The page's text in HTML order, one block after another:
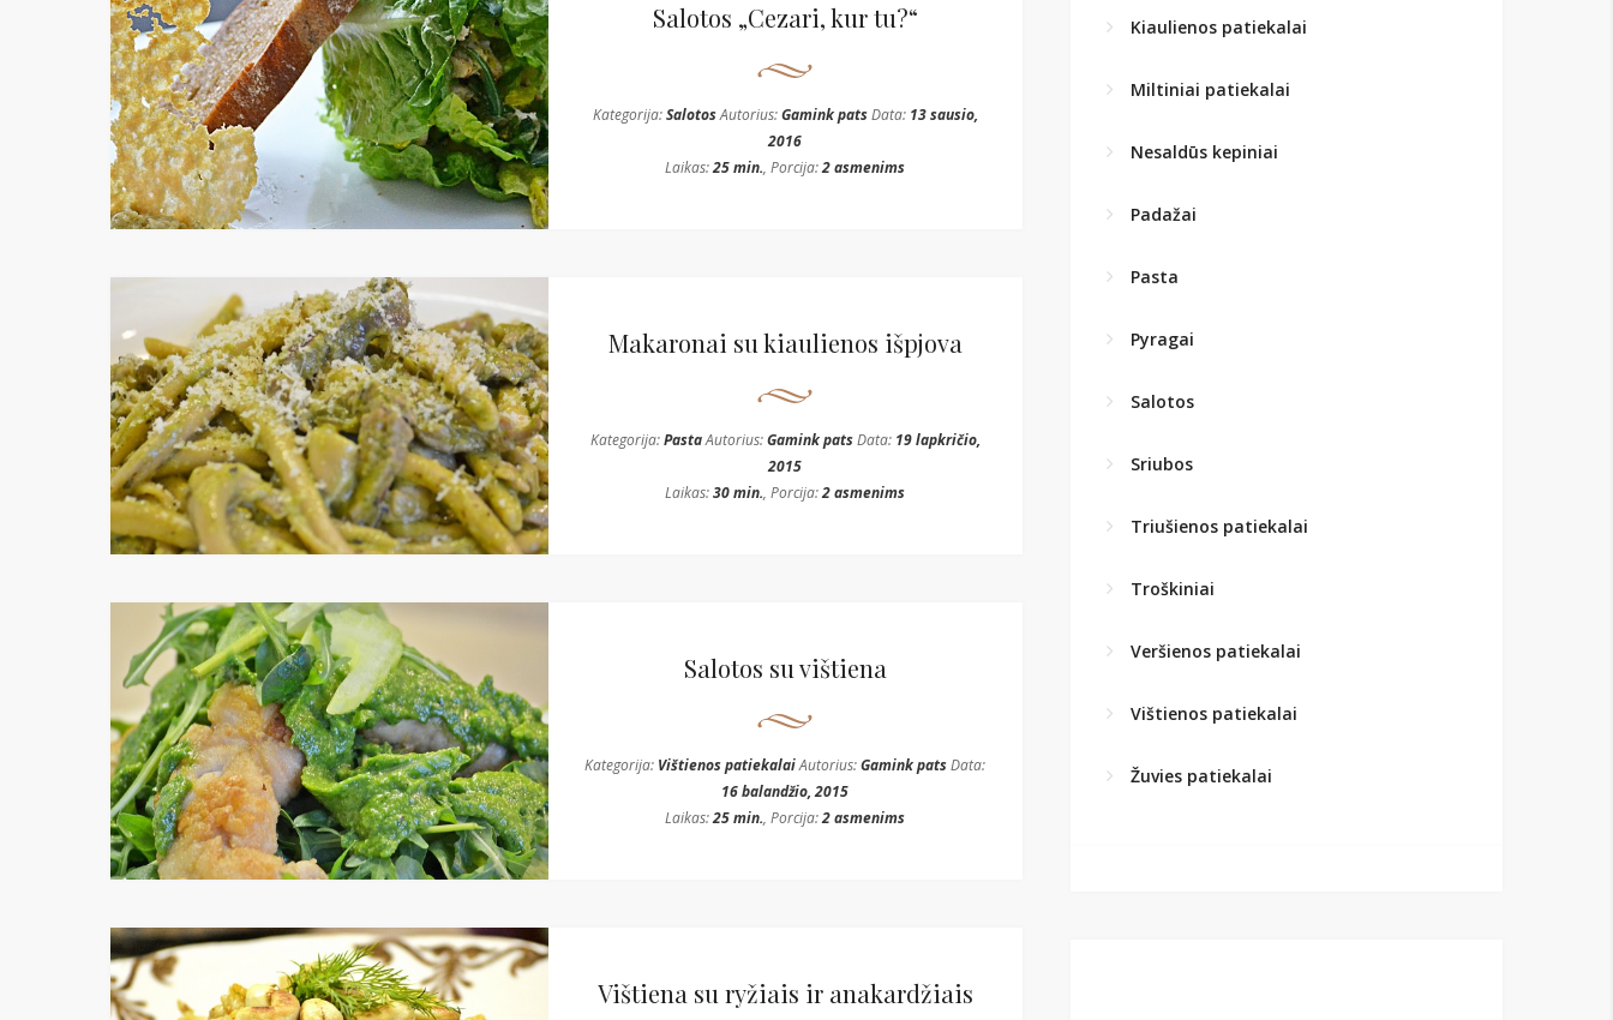
Salotos „Cezari, kur tu?“
Kategorija:SalotosAutorius:Gamink patsData: 13 sausio,
2016
Laikas:25 min., Porcija:2 asmenims
Makaronai su kiaulienos išpjova
Kategorija:PastaAutorius:Gamink patsData: 19 lapkričio,
2015
Laikas:30 min., Porcija:2 asmenims
Salotos su vištiena
Kategorija: Vištienos patiekalaiAutorius:Gamink patsData:
16 balandžio, 2015
Laikas:25 min., Porcija:2 asmenims
Vištiena su ryžiais ir anakardžiais
Kiaulienos patiekalai
Miltiniai patiekalai
Nesaldūs kepiniai
Padažai
Pasta
Pyragai
Salotos
Sriubos
Triušienos patiekalai
Troškiniai
Veršienos patiekalai
Vištienos patiekalai
Žuvies patiekalai